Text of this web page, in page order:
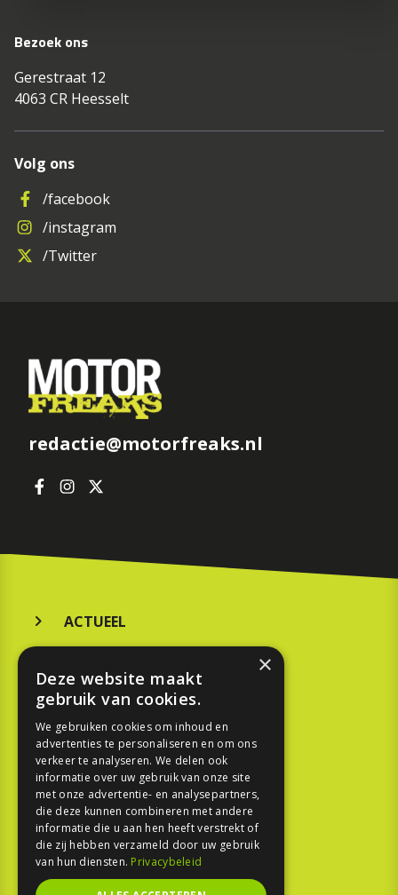
Bezoek ons
Gerestraat 12
4063 CR Heesselt
Volg ons
/facebook
/instagram
/Twitter
redactie@motorfreaks.nl
ACTUEEL
KOOPGIDS
TESTEN
SPORT
REPORTAGE
TOUREN
NIEUWSBRIEF
×
Deze website maakt
gebruik van cookies.
We gebruiken cookies om inhoud en
advertenties te personaliseren en om ons
verkeer te analyseren. We delen ook
informatie over uw gebruik van onze site
met onze advertentie- en analysepartners,
die deze kunnen combineren met andere
informatie die u aan hen heeft verstrekt of
die zij hebben verzameld door uw gebruik
van hun diensten. Privacybeleid